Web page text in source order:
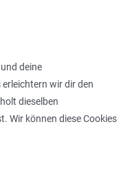
deine
wir dir den
dieselben
Wir können diese Cookies